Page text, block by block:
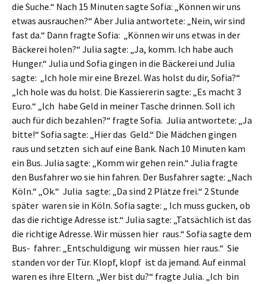
die Suche.“ Nach 15 Minuten sagte Sofia: „Können wir uns
etwas ausrauchen?“ Aber Julia antwortete: „Nein, wir sind
fast da.“ Dann fragte Sofia: „Können wir uns etwas in der
Bäckerei holen?“ Julia sagte: „Ja, komm. Ich habe auch
Hunger.“ Julia und Sofia gingen in die Bäckerei und Julia
sagte: „Ich hole mir eine Brezel. Was holst du dir, Sofia?“
„Ich hole was du holst. Die Kassiererin sagte: „Es macht 3
Euro.“ „Ich habe Geld in meiner Tasche drinnen. Soll ich
auch für dich bezahlen?“ fragte Sofia. Julia antwortete: „Ja
bitte!“ Sofia sagte: „Hier das Geld.“ Die Mädchen gingen
raus und setzten sich auf eine Bank. Nach 10 Minuten kam
ein Bus. Julia sagte: „Komm wir gehen rein.“ Julia fragte
den Busfahrer wo sie hin fahren. Der Busfahrer sagte: „Nach
Köln.“ „Ok.“ Julia sagte: „Da sind 2 Plätze frei.“ 2 Stunde
später waren sie in Köln. Sofia sagte: „ Ich muss gucken, ob
das die richtige Adresse ist.“ Julia sagte: „Tatsächlich ist das
die richtige Adresse. Wir müssen hier raus.“ Sofia sagte dem
Bus- fahrer: „Entschuldigung wir müssen hier raus.“ Sie
standen vor der Tür. Klopf, klopf ist da jemand. Auf einmal
waren es ihre Eltern. „Wer bist du?“ fragte Julia. „Ich bin